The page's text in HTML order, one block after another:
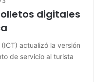
digitales
actualizó la versión
de servicio al turista